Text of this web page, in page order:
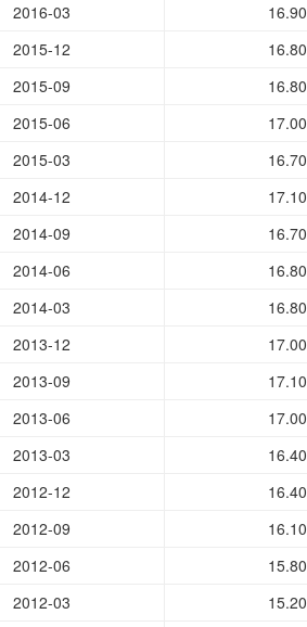
2016-03
16.90
2015-12
16.80
2015-09
16.80
2015-06
17.00
2015-03
16.70
2014-12
17.10
2014-09
16.70
2014-06
16.80
2014-03
16.80
2013-12
17.00
2013-09
17.10
2013-06
17.00
2013-03
16.40
2012-12
16.40
2012-09
16.10
2012-06
15.80
2012-03
15.20